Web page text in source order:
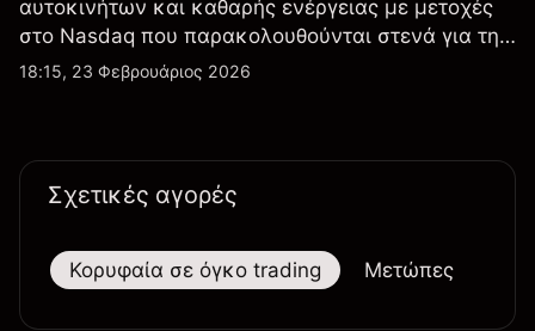
αυτοκινήτων και καθαρής ενέργειας με μετοχές
στο Nasdaq που παρακολουθούνται στενά για την
απόδοση κερδών, τα δεδομένα παραδόσεων και
18:15, 23 Φεβρουάριος 2026
Σχετικές αγορές
Κορυφαία σε όγκο trading Μετώπες